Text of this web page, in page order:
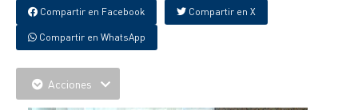
Compartir en Facebook Compartir en X
Compartir en WhatsApp
Acciones